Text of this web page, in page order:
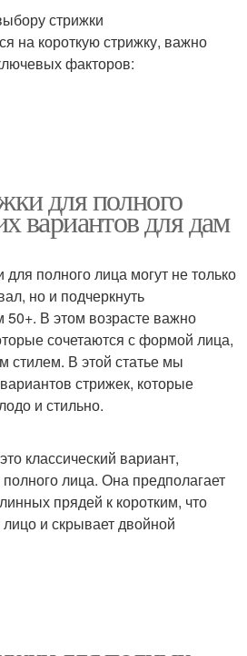
стрижки
на короткую стрижку, важно
факторов:
для полного
вариантов для дам
полного лица могут не только
но и подчеркнуть
50+. В этом возрасте важно
сочетаются с формой лица,
стилем. В этой статье мы
стрижек, которые
и стильно.
классический вариант,
лица. Она предполагает
прядей к коротким, что
и скрывает двойной